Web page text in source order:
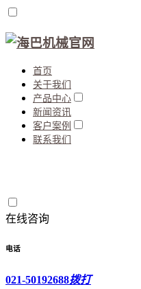
首页
关于我们
产品中心
新闻资讯
客户案例
联系我们
在线咨询
电话
021-50192688拨打